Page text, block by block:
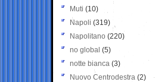
Muti (10)
Napoli (319)
Napolitano (220)
no global (5)
notte bianca (3)
Nuovo Centrodestra (2)